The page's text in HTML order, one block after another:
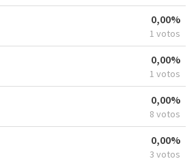
0,00%
1 votos
0,00%
1 votos
0,00%
8 votos
0,00%
3 votos